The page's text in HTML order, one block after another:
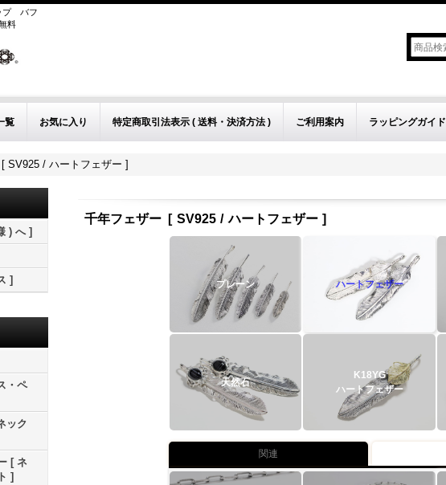
プ
バフ
料
覧 お気に入り 特定商取引法表示 ( 送料・決済方法 ) ご利用案内 ラッピングガイド
SV925 / ハートフェザー ]
) へ ]
]
・ペ
ック
[ ネ
]
千年フェザー [ SV925 / ハートフェザー ]
プレーン ハートフェザー
天然石
K18YG
ハートフェザー
関連